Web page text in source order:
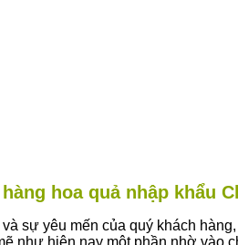
hoa quả nhập khẩu
sự yêu mến của quý khách hàng,
như hiện nay một phần nhờ vào